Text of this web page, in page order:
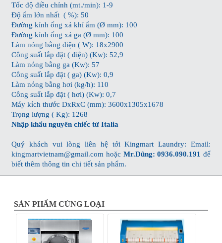
Tốc độ điều chỉnh (mt./min): 1-9
Độ ẩm lớn nhất ( %): 50
Đường kính ống xả khí ẩm (Ø mm): 100
Đường kính ống xả ga (Ø mm): 100
Làm nóng bằng điện ( W): 18x2900
Công suất lắp đặt ( điện) (Kw): 52,9
Làm nóng bằng ga (Kw): 57
Công suất lắp đặt ( ga) (Kw): 0,9
Làm nóng bằng hơi (kg/h): 110
Công suất lắp đặt ( hơi) (Kw): 0,7
Máy kích thước DxRxC (mm): 3600x1305x1678
Trọng lượng ( Kg): 1268
Nhập khẩu nguyên chiếc từ Italia
Quý khách vui lòng liên hệ tới Kingmart Laundry: Email:
kingmartvietnam@gmail.com hoặc Mr.Dũng: 0936.090.191 để
biết thêm thông tin chi tiết sản phẩm.
SẢN PHẨM CÙNG LOẠI